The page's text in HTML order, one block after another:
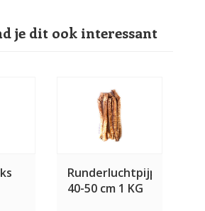
je dit ook interessant
Runderluchtpijp
40-50 cm 1 KG